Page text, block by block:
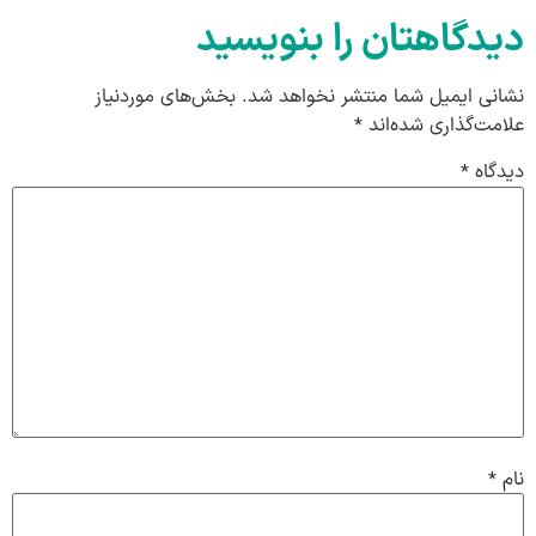
دیدگاهتان را بنویسید
نشانی ایمیل شما منتشر نخواهد شد. بخش‌های موردنیاز
علامت‌گذاری شده‌اند *
دیدگاه *
نام *